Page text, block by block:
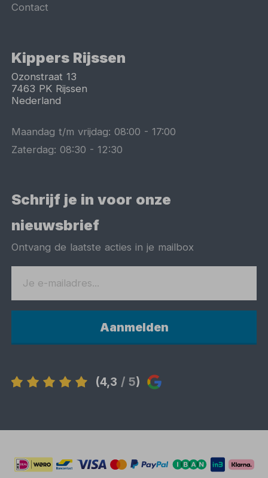
Contact
Kippers Rijssen
Ozonstraat 13
7463 PK Rijssen
Nederland
Maandag t/m vrijdag:08:00 -17:00
Zaterdag:08:30 -12:30
Schrijf je in voor onze
nieuwsbrief
Ontvang de laatste acties in je mailbox
Aanmelden
(4,3 / 5)